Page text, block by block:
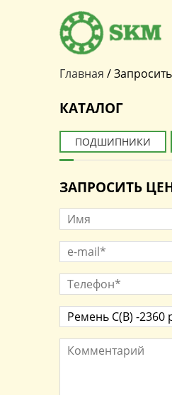
Главная /
КАТАЛОГ
ПОДШИПНИКИ
ЗАПРОСИТЬ
Имя
e-mail**
Телефон**
Наименование
Комментарий